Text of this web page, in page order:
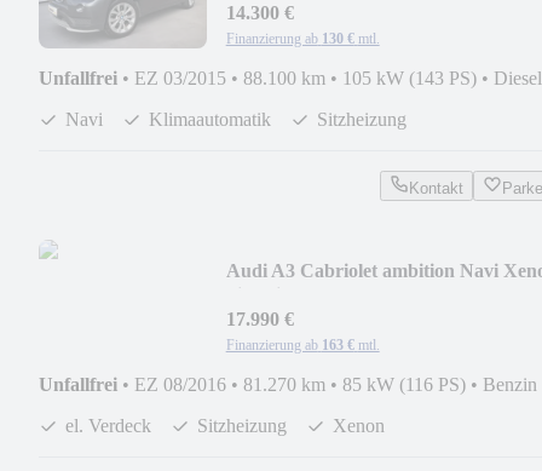
14.300 €
Finanzierung ab 130 € mtl.
Unfallfrei • EZ 03/2015 • 88.100 km • 105 kW (143 PS) • Diesel
Navi
Klimaautomatik Sitzheizung
Kontakt
Audi A3 Cabriolet ambition Navi
17.990 €
Finanzierung ab 163 € mtl.
Unfallfrei • EZ 08/2016 • 81.270 km • 85 kW (116 PS) • Benzin
el. Verdeck
Sitzheizung Xenon